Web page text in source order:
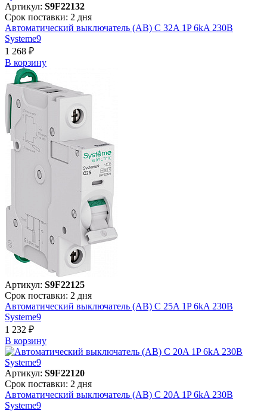
Артикул: S9F22132
Срок поставки: 2 дня
Автоматический выключатель (АВ) C 32A 1P 6kA 230В
Systeme9
1 268 ₽
В корзинy
Артикул: S9F22125
Срок поставки: 2 дня
Автоматический выключатель (АВ) C 25A 1P 6kA 230В
Systeme9
1 232 ₽
В корзинy
Артикул: S9F22120
Срок поставки: 2 дня
Автоматический выключатель (АВ) C 20A 1P 6kA 230В
Systeme9